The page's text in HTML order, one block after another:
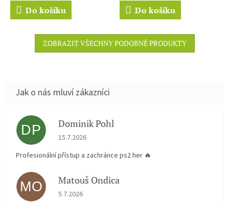
Do košíku Do košíku
ZOBRAZIT VŠECHNY PODOBNÉ PRODUKTY
DP Dominik Pohl
Hodnocení obchodu je 5 z 5 hvězdiček.
15.7.2026
Profesionální přístup a zachránce ps2 her 🔥
MO Matouš Ondica
Hodnocení obchodu je 5 z 5 hvězdiček.
5.7.2026